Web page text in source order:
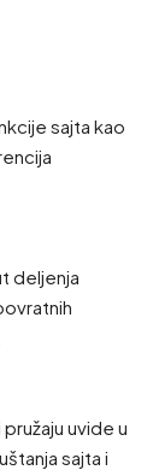
sajta kao
deljenja
uvide u
sajta i